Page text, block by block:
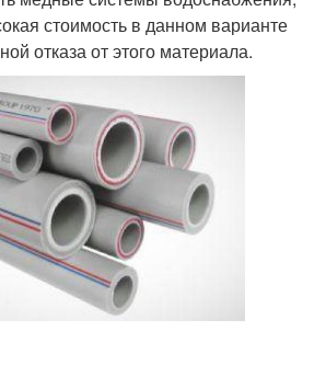
стоимость в данном варианте
отказа от этого материала.